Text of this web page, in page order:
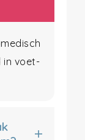
in voet-